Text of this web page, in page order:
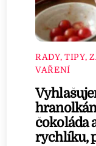
RADY, TIPY,
VAŘENÍ
čokoláda
rychlíku,